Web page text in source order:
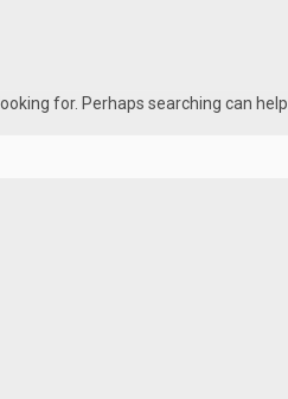
for. Perhaps searching can help.